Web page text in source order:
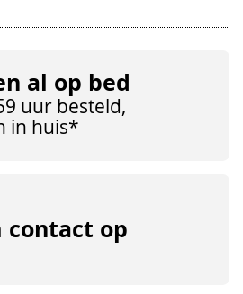
al op bed
uur besteld,
in huis*
contact op